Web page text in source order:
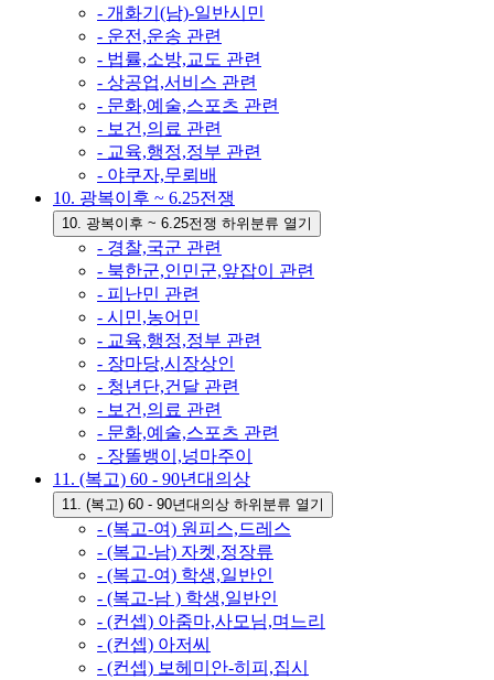
- 개화기(남)-일반시민
- 운전,운송 관련
- 법률,소방,교도 관련
- 상공업,서비스 관련
- 문화,예술,스포츠 관련
- 보건,의료 관련
- 교육,행정,정부 관련
- 야쿠자,무뢰배
10. 광복이후 ~ 6.25전쟁
10. 광복이후 ~ 6.25전쟁 하위분류 열기
- 경찰,국군 관련
- 북한군,인민군,앞잡이 관련
- 피난민 관련
- 시민,농어민
- 교육,행정,정부 관련
- 장마당,시장상인
- 청년단,건달 관련
- 보건,의료 관련
- 문화,예술,스포츠 관련
- 장똘뱅이,넝마주이
11. (복고) 60 - 90년대의상
11. (복고) 60 - 90년대의상 하위분류 열기
- (복고-여) 원피스,드레스
- (복고-남) 자켓,정장류
- (복고-여) 학생,일반인
- (복고-남 ) 학생,일반인
- (컨셉) 아줌마,사모님,며느리
- (컨셉) 아저씨
- (컨셉) 보헤미안-히피,집시